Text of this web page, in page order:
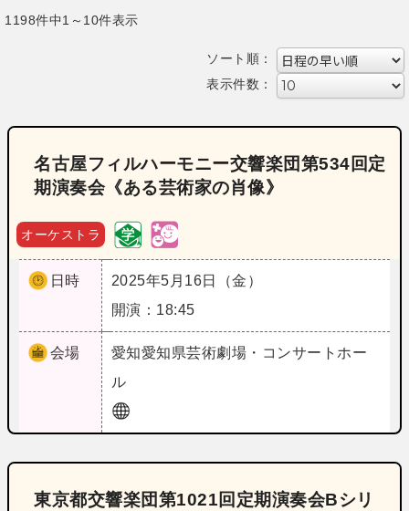
1198件中1～10件表示
ソート順：
表示件数：
名古屋フィルハーモニー交響楽団第534回定
期演奏会《ある芸術家の肖像》
オーケストラ
日時
2025年5月16日（金）
開演：18:45
会場 愛知愛知県芸術劇場・コンサートホー
ル
東京都交響楽団第1021回定期演奏会Bシリ